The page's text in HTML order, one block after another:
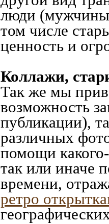
люди
том числе
ценность и
Коллажи,
Так же мы
возможность
публикации),
различных
помощи
так или иначе
времени,
ретро